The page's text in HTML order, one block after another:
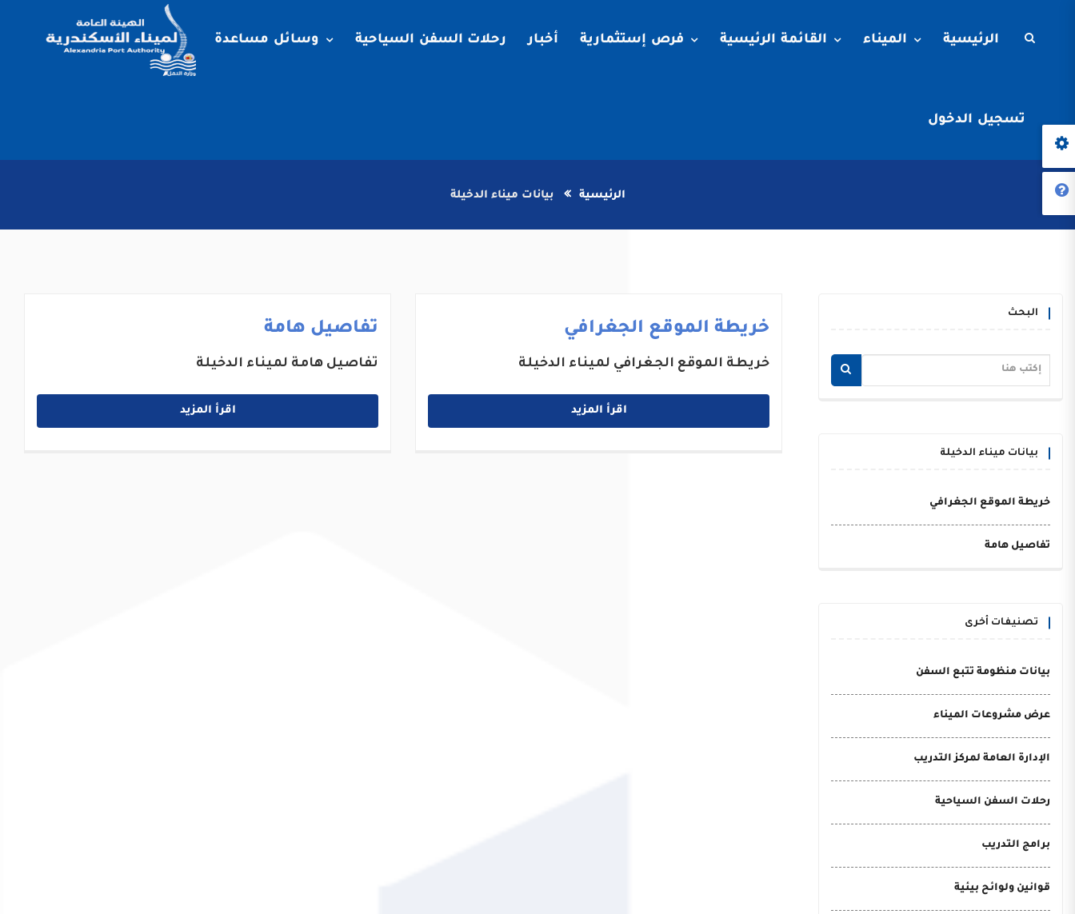
الرئيسية الميناء القائمة الرئيسية فرص إستثمارية أخبار رحلات السفن السياحية وسائل مساعدة
تسجيل الدخول
الرئيسية بيانات ميناء الدخيلة
البحث
بيانات ميناء الدخيلة
خريطة الموقع الجغرافي
تفاصيل هامة
تصنيفات أخرى
بيانات منظومة تتبع السفن
عرض مشروعات الميناء
الإدارة العامة لمركز التدريب
رحلات السفن السياحية
برامج التدريب
قوانين ولوائح بيئية
خريطة الموقع الجغرافي
خريطة الموقع الجغرافي لميناء الدخيلة
اقرأ المزيد
تفاصيل هامة
تفاصيل هامة لميناء الدخيلة
اقرأ المزيد